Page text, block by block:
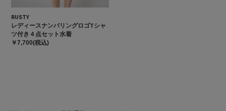
RUSTY
レディースナンバリングロゴTシャ
ツ付き４点セット水着
￥7,700(税込)